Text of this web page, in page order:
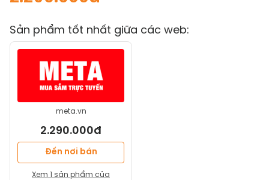
Sản phẩm tốt nhất giữa các web:
meta.vn
2.290.000đ
Đến nơi bán
Xem 1 sản phẩm của